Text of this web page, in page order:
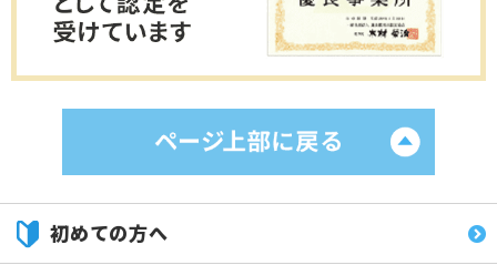
初めての方へ